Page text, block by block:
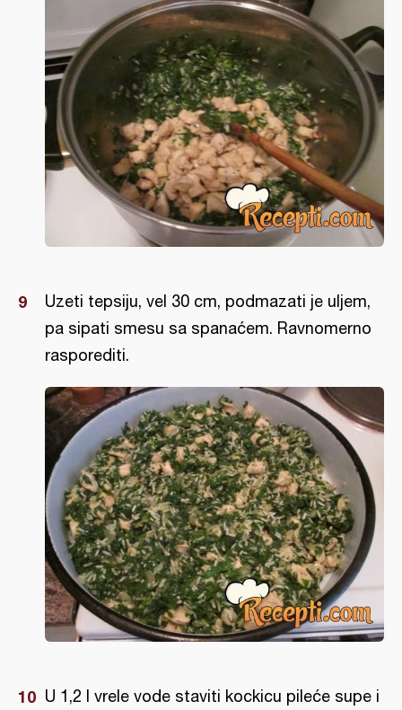
Uzeti tepsiju, vel 30 cm, podmazati je uljem,
pa sipati smesu sa spanaćem. Ravnomerno
rasporediti.
U 1,2 l vrele vode staviti kockicu pileće supe i